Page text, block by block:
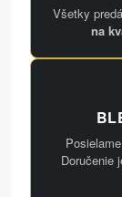
Všetky
na
Doručenie